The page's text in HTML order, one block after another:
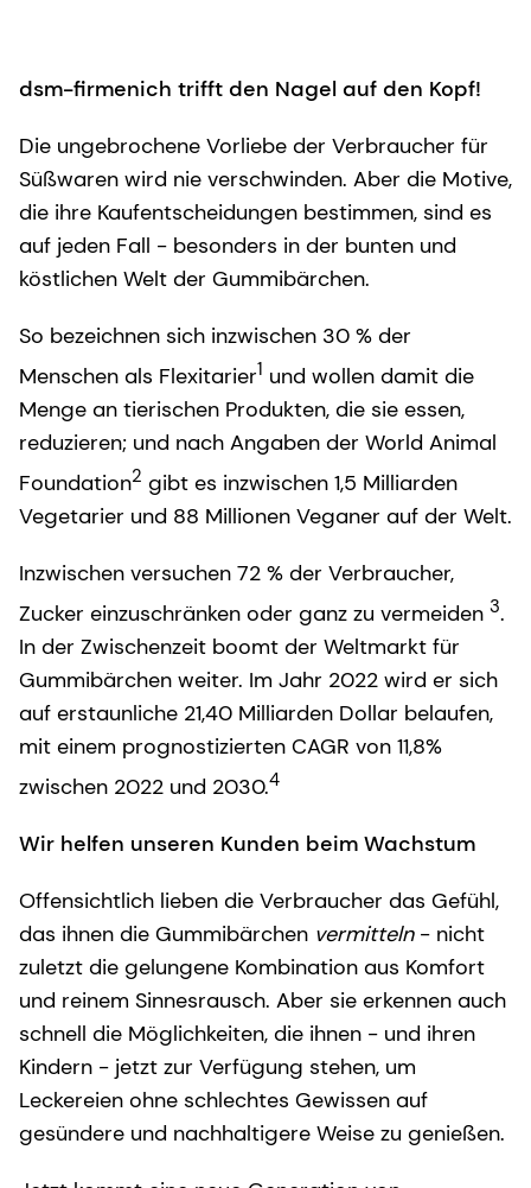
dsm-firmenich trifft den Nagel auf den Kopf!
Die ungebrochene Vorliebe der Verbraucher für
Süßwaren wird nie verschwinden. Aber die Motive,
die ihre Kaufentscheidungen bestimmen, sind es
auf jeden Fall - besonders in der bunten und
köstlichen Welt der Gummibärchen.
So bezeichnen sich inzwischen 30 % der
Menschen als Flexitarier1 und wollen damit die
Menge an tierischen Produkten, die sie essen,
reduzieren; und nach Angaben der World Animal
Foundation2 gibt es inzwischen 1,5 Milliarden
Vegetarier und 88 Millionen Veganer auf der Welt.
Inzwischen versuchen 72 % der Verbraucher,
Zucker einzuschränken oder ganz zu vermeiden 3.
In der Zwischenzeit boomt der Weltmarkt für
Gummibärchen weiter. Im Jahr 2022 wird er sich
auf erstaunliche 21,40 Milliarden Dollar belaufen,
mit einem prognostizierten CAGR von 11,8%
zwischen 2022 und 2030.4
Wir helfen unseren Kunden beim Wachstum
Offensichtlich lieben die Verbraucher das Gefühl,
das ihnen die Gummibärchen vermitteln - nicht
zuletzt die gelungene Kombination aus Komfort
und reinem Sinnesrausch. Aber sie erkennen auch
schnell die Möglichkeiten, die ihnen - und ihren
Kindern - jetzt zur Verfügung stehen, um
Leckereien ohne schlechtes Gewissen auf
gesündere und nachhaltigere Weise zu genießen.